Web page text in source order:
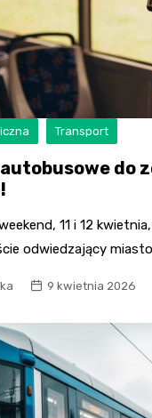
Transport
do
11 i 12
odwiedzający
9 kwietnia 2026